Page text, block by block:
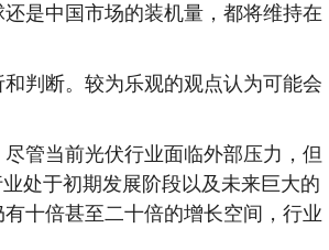
是中国市场的装机量，都将维持在
判断。较为乐观的观点认为可能会
管当前光伏行业面临外部压力，但
处于初期发展阶段以及未来巨大的
十倍甚至二十倍的增长空间，行业